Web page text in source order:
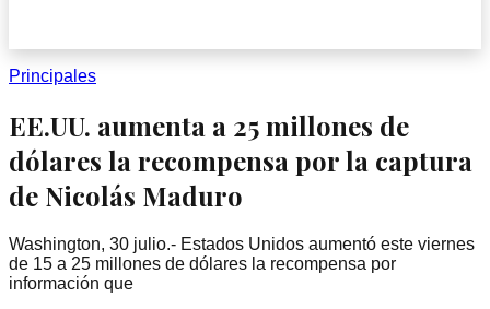
Principales
EE.UU. aumenta a 25 millones de
dólares la recompensa por la captura
de Nicolás Maduro
Washington, 30 julio.- Estados Unidos aumentó este viernes
de 15 a 25 millones de dólares la recompensa por
información que